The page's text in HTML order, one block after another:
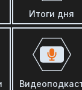
Итоги дня